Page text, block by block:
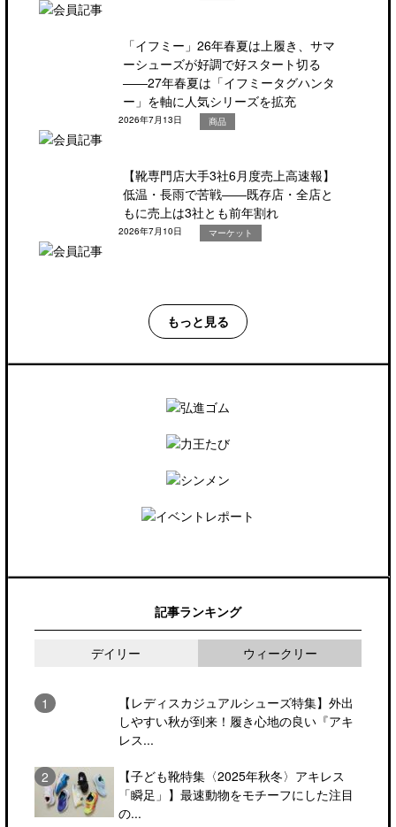
「イフミー」26年春夏は上履き、サマ
ーシューズが好調で好スタート切る
――27年春夏は「イフミータグハンタ
ー」を軸に人気シリーズを拡充
2026年7月13日 商品
【靴専門店大手3社6月度売上高速報】
低温・長雨で苦戦――既存店・全店と
もに売上は3社とも前年割れ
2026年7月10日 マーケット
もっと見る
記事ランキング
デイリー ウィークリー
【レディスカジュアルシューズ特集】外出
しやすい秋が到来！履き心地の良い『アキ
レス...
【子ども靴特集〈2025年秋冬〉アキレス
「瞬足」】最速動物をモチーフにした注目
の...